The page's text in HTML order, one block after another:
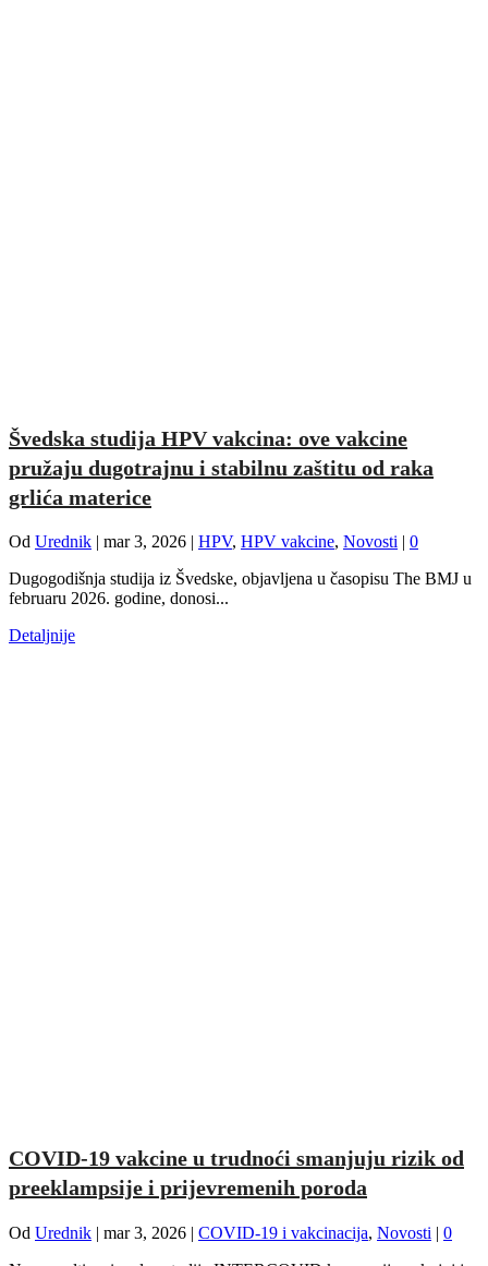
Švedska studija HPV vakcina: ove vakcine
pružaju dugotrajnu i stabilnu zaštitu od raka
grlića materice
Od Urednik mar 3, 2026 HPV, HPV vakcine, Novosti
0
Dugogodišnja studija iz Švedske, objavljena u časopisu The BMJ u
februaru 2026. godine, donosi...
Detaljnije
COVID-19 vakcine u trudnoći smanjuju rizik od
preeklampsije i prijevremenih poroda
Od Urednik | mar 3, 2026 | COVID-19 i vakcinacija, Novosti | 0